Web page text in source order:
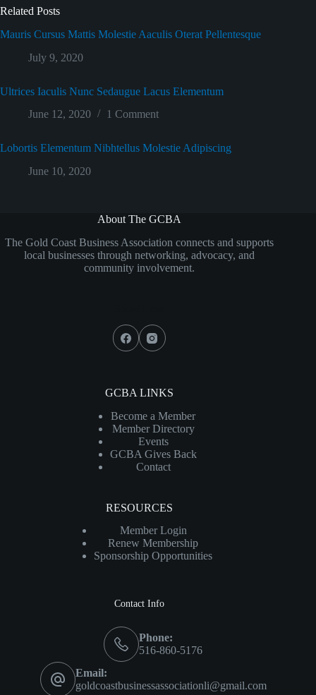
Related Posts
Mauris Cursus Mattis Molestie Aaculis Oterat Pellentesque
July 9, 2020
Ultrices Iaculis Nunc Sedaugue Lacus Elementum
June 12, 2020
1 Comment
Lobortis Elementum Nibhtellus Molestie Adipiscing
June 10, 2020
About The GCBA
The Gold Coast Business Association connects and supports
local businesses through networking, advocacy, and
community involvement.
GCBA LINKS
Become a Member
Member Directory
Events
GCBA Gives Back
Contact
RESOURCES
Member Login
Renew Membership
Sponsorship Opportunities
Contact Info
Phone:
516-860-5176
Email:
goldcoastbusinessassociationli@gmail.com